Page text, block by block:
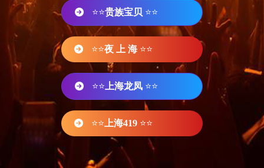
⭐⭐贵族宝贝 ⭐⭐
⭐⭐夜 上 海 ⭐⭐
⭐⭐ 上海龙凤 ⭐⭐
⭐⭐ 上海419 ⭐⭐